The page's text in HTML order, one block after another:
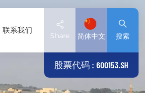
联系我们
Share 简体中文
English
搜索
股票代码 : 600153.SH